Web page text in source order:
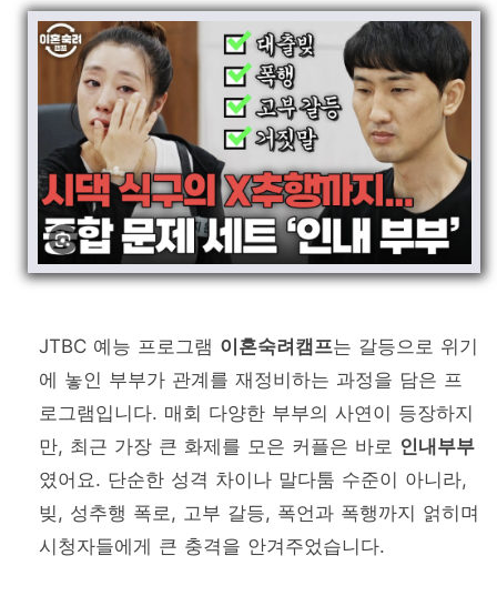
JTBC 예능 프로그램 이혼숙려캠프는 갈등으로 위기
에 놓인 부부가 관계를 재정비하는 과정을 담은 프
로그램입니다. 매회 다양한 부부의 사연이 등장하지
만, 최근 가장 큰 화제를 모은 커플은 바로 인내부부
였어요. 단순한 성격 차이나 말다툼 수준이 아니라,
빚, 성추행 폭로, 고부 갈등, 폭언과 폭행까지 얽히며
시청자들에게 큰 충격을 안겨주었습니다.